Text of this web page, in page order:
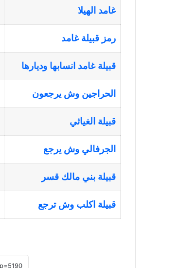
غامد الهيلا
رمز قبيلة غامد
قبيلة غامد انسابها وديارها
الحراجين وش يرجعون
قبيلة الغياثي
الجرفالي وش يرجع
قبيلة بني مالك قسر
قبيلة اكلب وش ترجع